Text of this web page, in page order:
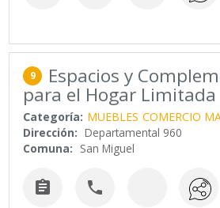
9 Espacios y
para el Hogar Limitada
Categoría: MUEBLES COMERCIO
Dirección: Departamental 960
Comuna: San Miguel
 